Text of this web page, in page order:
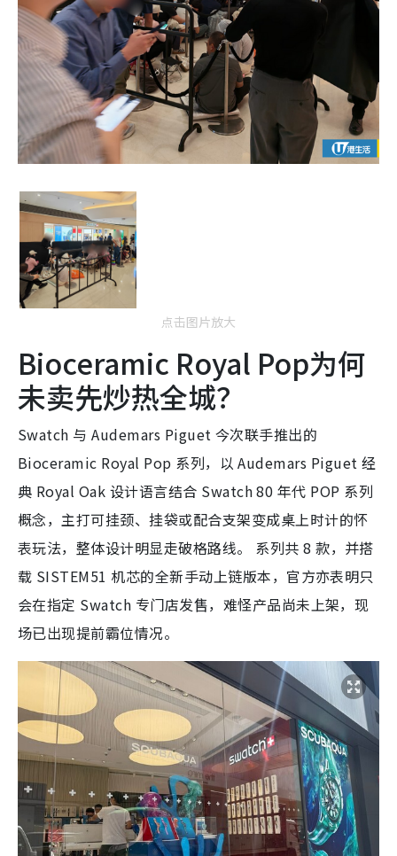
点击图片放大
Bioceramic Royal Pop为何
未卖先炒热全城？
Swatch 与 Audemars Piguet 今次联手推出的
Bioceramic Royal Pop 系列，以 Audemars Piguet 经
典 Royal Oak 设计语言结合 Swatch 80 年代 POP 系列
概念，主打可挂颈、挂袋或配合支架变成桌上时计的怀
表玩法，整体设计明显走破格路线。 系列共 8 款，并搭
载 SISTEM51 机芯的全新手动上链版本，官方亦表明只
会在指定 Swatch 专门店发售，难怪产品尚未上架，现
场已出现提前霸位情况。